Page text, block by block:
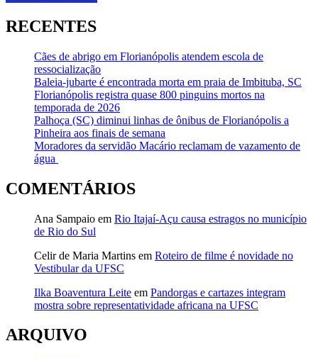
RECENTES
Cães de abrigo em Florianópolis atendem escola de
ressocialização
Baleia-jubarte é encontrada morta em praia de Imbituba, SC
Florianópolis registra quase 800 pinguins mortos na
temporada de 2026
Palhoça (SC) diminui linhas de ônibus de Florianópolis a
Pinheira aos finais de semana
Moradores da servidão Macário reclamam de vazamento de
água
COMENTÁRIOS
Ana Sampaio em Rio Itajaí-Açu causa estragos no município
de Rio do Sul
Celir de Maria Martins em Roteiro de filme é novidade no
Vestibular da UFSC
Ilka Boaventura Leite em Pandorgas e cartazes integram
mostra sobre representatividade africana na UFSC
ARQUIVO